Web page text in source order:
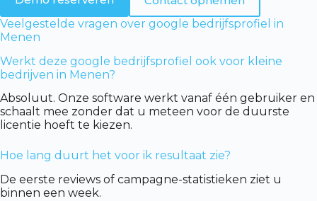
Veelgestelde vragen over google bedrijfsprofiel in
Menen
Werkt deze google bedrijfsprofiel ook voor kleine
bedrijven in Menen?
Absoluut. Onze software werkt vanaf één gebruiker en
schaalt mee zonder dat u meteen voor de duurste
licentie hoeft te kiezen.
Hoe lang duurt het voor ik resultaat zie?
De eerste reviews of campagne-statistieken ziet u
binnen een week.